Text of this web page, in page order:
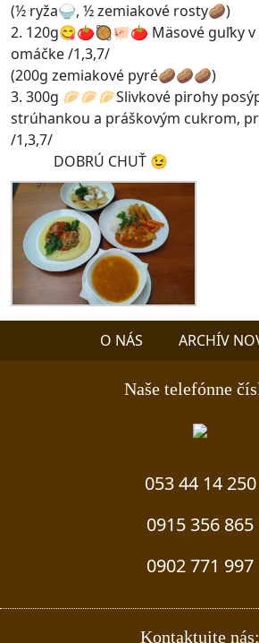
(½ ryža🍚, ½ zemiakové rosty🥔)
2. 120g😋🍅🥘🐖🍅 Mäsové guľky v
omáčke /1,3,7/
(200g zemiakové pyré🥔🥔🥔)
3. 300g 🥟🥟🥟Slivkové pirohy
strúhankou a práškovým cukrom,
/1,3,7/
DOBRÚ CHUŤ 😉
O NÁS ARCHÍV
Naše telefónne
053 44 14 250
0915 356 865
0902 771 997
Kontaktujte nás: